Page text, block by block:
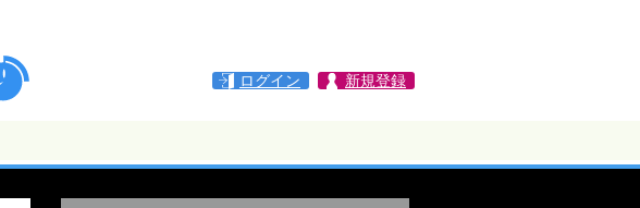
ログイン 新規登録